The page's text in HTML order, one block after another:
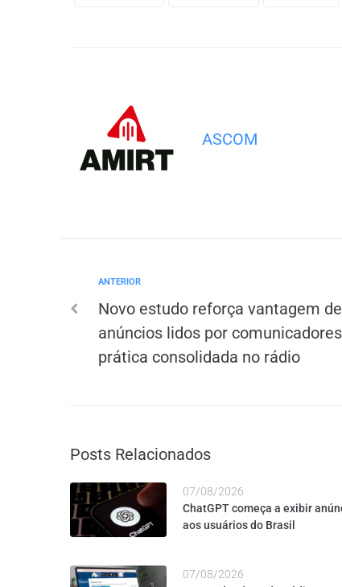
ASCOM
ANTERIOR
Novo estudo reforça vantagem de
anúncios lidos por
prática consolidada no rádio
Posts Relacionados
07/08/2026
ChatGPT começa a exibir
aos usuários do Brasil
07/08/2026